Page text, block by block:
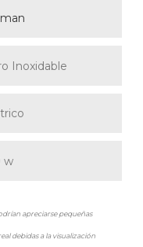
Inoxidable
w
apreciarse pequeñas
debidas a la visualización